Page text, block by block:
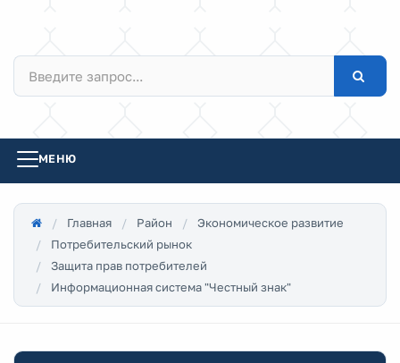
МЕНЮ
Главная Район
Экономическое развитие
Потребительский рынок
Защита прав потребителей
Информационная система "Честный знак"